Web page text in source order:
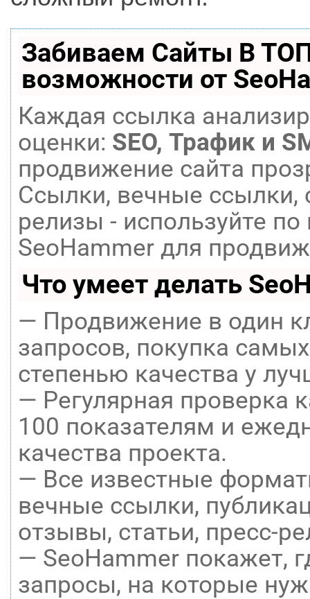
Забиваем Сайты В
возможности от
Каждая ссылка
оценки: SEO, Трафик и
продвижение сайта
Ссылки, вечные ссылки,
релизы - используйте
SeoHammer для
Что умеет делать
— Продвижение в один
запросов, покупка
степенью качества у
— Регулярная проверка
100 показателям и
качества проекта.
— Все известные
вечные ссылки,
отзывы, статьи, пресс-
— SeoHammer покажет,
запросы, на которые